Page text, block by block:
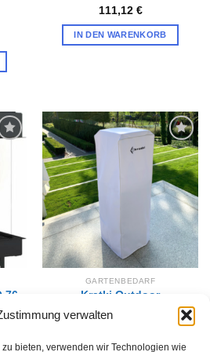
verwalten
bieten, verwenden wir Technologien wie
111,12 €
IN DEN WARENKORB
76
Zur
Wunschliste
hinzufügen
GARTENBEDARF
Kratki Outdoor
Wetterfeste Abdeckung
für PATIO weiss